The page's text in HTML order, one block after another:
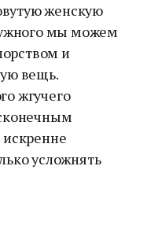
женскую
мы можем
и
вещь.
жгучего
усложнять